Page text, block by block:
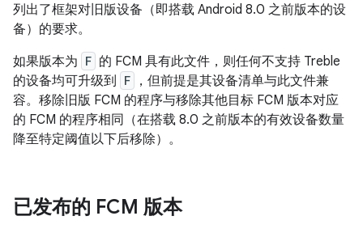
列出了框架对旧版设备（即搭载 Android 8.0 之前版本的设
备）的要求。
如果版本为 F 的 FCM 具有此文件，则任何不支持 Treble
的设备均可升级到 F
，但前提是其设备清单与此文件兼
容。移除旧版 FCM 的程序与移除其他目标 FCM 版本对应
的 FCM 的程序相同（在搭载 8.0 之前版本的有效设备数量
降至特定阈值以下后移除）。
已发布的 FCM 版本